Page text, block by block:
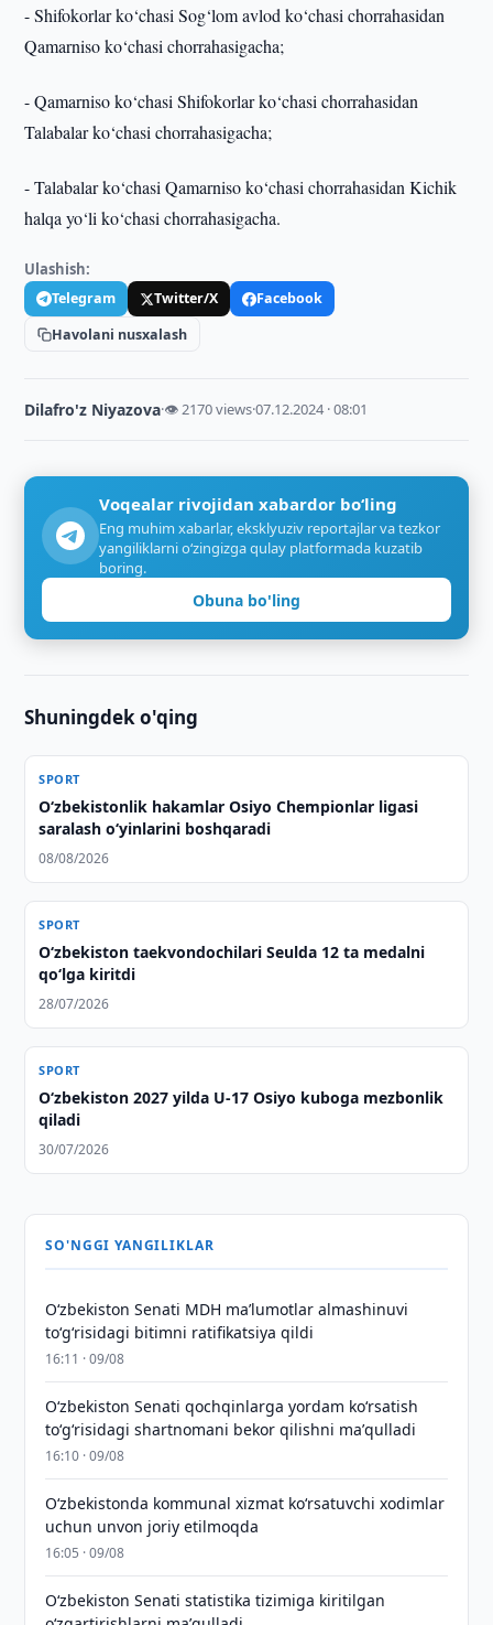
- Shifokorlar ko‘chasi Sog‘lom avlod ko‘chasi chorrahasidan
Qamarniso ko‘chasi chorrahasigacha;
- Qamarniso ko‘chasi Shifokorlar ko‘chasi chorrahasidan
Talabalar ko‘chasi chorrahasigacha;
- Talabalar ko‘chasi Qamarniso ko‘chasi chorrahasidan Kichik
halqa yo‘li ko‘chasi chorrahasigacha.
Ulashish:
Telegram Twitter/X
Facebook
Havolani nusxalash
Dilafro'z Niyazova·👁 2170 views·07.12.2024 · 08:01
Voqealar rivojidan xabardor bo‘ling
Eng muhim xabarlar, eksklyuziv reportajlar va tezkor
yangiliklarni o‘zingizga qulay platformada kuzatib
boring.
Obuna bo'ling
Shuningdek o'qing
SPORT
O‘zbekistonlik hakamlar Osiyo Chempionlar ligasi
saralash o‘yinlarini boshqaradi
08/08/2026
SPORT
O‘zbekiston taekvondochilari Seulda 12 ta medalni
qo‘lga kiritdi
28/07/2026
SPORT
O‘zbekiston 2027 yilda U-17 Osiyo kuboga mezbonlik
qiladi
30/07/2026
SO'NGGI YANGILIKLAR
Oʻzbekiston Senati MDH maʼlumotlar almashinuvi
toʻgʻrisidagi bitimni ratifikatsiya qildi
16:11 · 09/08
Oʻzbekiston Senati qochqinlarga yordam koʻrsatish
toʻgʻrisidagi shartnomani bekor qilishni maʼqulladi
16:10 · 09/08
Oʻzbekistonda kommunal xizmat koʻrsatuvchi xodimlar
uchun unvon joriy etilmoqda
16:05 · 09/08
Oʻzbekiston Senati statistika tizimiga kiritilgan